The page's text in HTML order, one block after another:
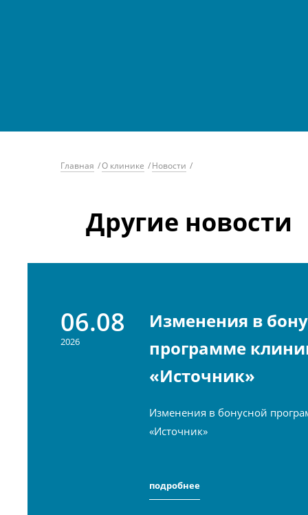
Главная /О клинике /Новости /
Другие новости
06.08
2026
Изменения в
программе
«Источник»
Изменения в бонусной
«Источник»
подробнее